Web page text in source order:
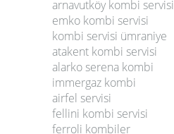
arnavutköy kombi servisi
emko kombi servisi
kombi servisi ümraniye
atakent kombi servisi
alarko serena kombi
immergaz kombi
airfel servisi
fellini kombi servisi
ferroli kombiler